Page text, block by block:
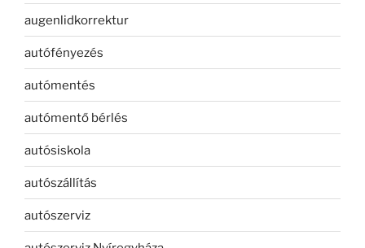
augenlidkorrektur
autófényezés
autómentés
autómentő bérlés
autósiskola
autószállítás
autószerviz